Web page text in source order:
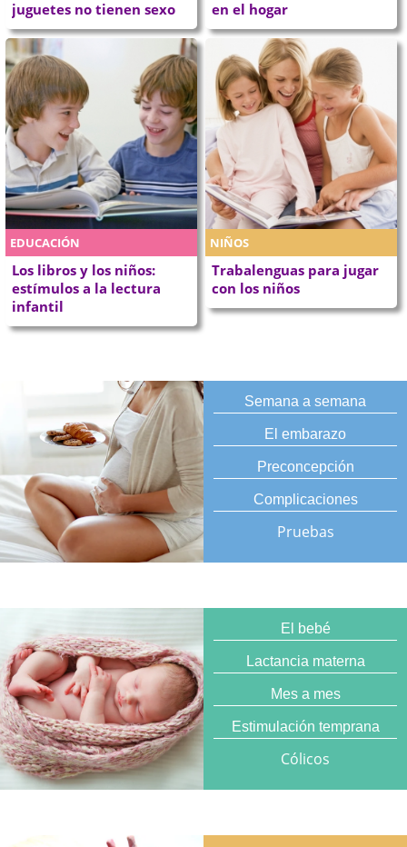
juguetes no tienen sexo en el hogar
EDUCACIÓN
Los libros y los niños:
estímulos a la lectura
infantil
NIÑOS
Trabalenguas para jugar
con los niños
Semana a semana
El embarazo
Preconcepción
Complicaciones
Pruebas
El bebé
Lactancia materna
Mes a mes
Estimulación temprana
Cólicos